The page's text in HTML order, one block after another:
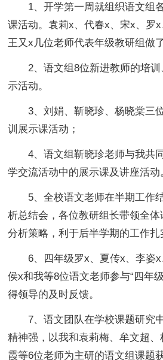
1、开学第一周就组织语文组
课活动。袁莉x、代春x、宋x、罗x
王又x几位老师代表年级教研组做
2、语文组8位新进教师的培
示活动。
3、刘娟、靳晓珍、杨晓棠三
训展示课活动；
4、语文组靳晓珍老师与我共
学交流活动中的展示课及讲座活动
5、全校语文老师在半期工作
析总结会，各位教研组长带领全体
分析策略，利于后半学期的工作扎
6、四年级罗x、夏传x、李姿x
侯x和我等8位语文老师参与“四年
得领导的及时反馈。
7、语文团队在学校课题研究
精神强，以我和袁莉梅、牟文超
霞等6位老师为主研的语文组课题